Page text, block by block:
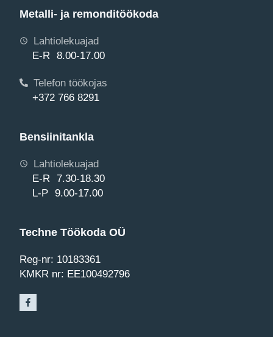
Metalli- ja remonditöökoda
Lahtiolekuajad
E-R 8.00-17.00
Telefon töökojas
+372 766 8291
Bensiinitankla
Lahtiolekuajad
E-R 7.30-18.30
L-P 9.00-17.00
Techne Töökoda OÜ
Reg-nr: 10183361
KMKR nr: EE100492796